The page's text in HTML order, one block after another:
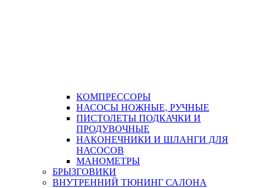
КОМПРЕССОРЫ
НАСОСЫ НОЖНЫЕ, РУЧНЫЕ
ПИСТОЛЕТЫ ПОДКАЧКИ И
ПРОДУВОЧНЫЕ
НАКОНЕЧНИКИ И ШЛАНГИ ДЛЯ
НАСОСОВ
МАНОМЕТРЫ
БРЫЗГОВИКИ
ВНУТРЕННИЙ ТЮНИНГ САЛОНА